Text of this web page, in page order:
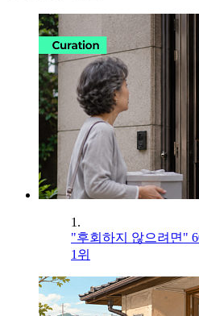
1.
"후회하지 않으려면"
1위